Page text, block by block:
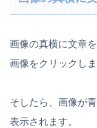
画像の真横に文章
画像をクリックしま
そしたら、画像が
表示されます。